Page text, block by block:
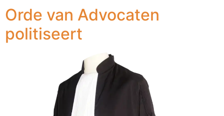
Orde van Advocaten
politiseert